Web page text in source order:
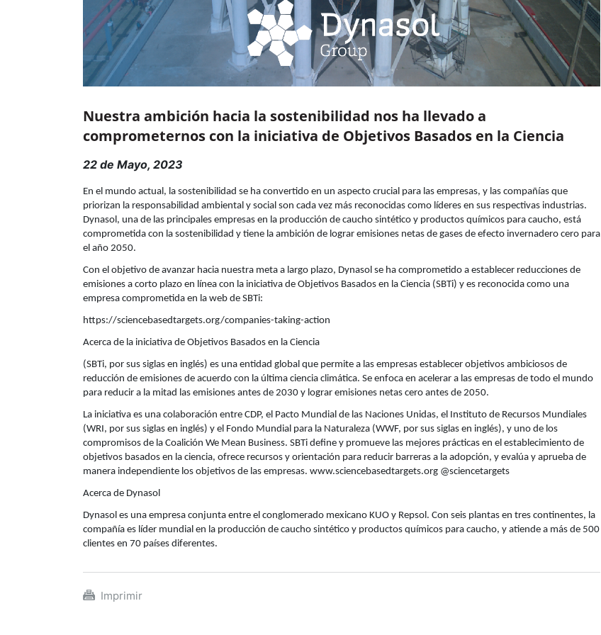
Nuestra ambición hacia la sostenibilidad nos ha llevado a
comprometernos con la iniciativa de Objetivos Basados en la Ciencia
22 de Mayo, 2023
En el mundo actual, la sostenibilidad se ha convertido en un aspecto crucial para las empresas, y las compañías que
priorizan la responsabilidad ambiental y social son cada vez más reconocidas como líderes en sus respectivas industrias.
Dynasol, una de las principales empresas en la producción de caucho sintético y productos químicos para caucho, está
comprometida con la sostenibilidad y tiene la ambición de lograr emisiones netas de gases de efecto invernadero cero para
el año 2050.
Con el objetivo de avanzar hacia nuestra meta a largo plazo, Dynasol se ha comprometido a establecer reducciones de
emisiones a corto plazo en línea con la iniciativa de Objetivos Basados en la Ciencia (SBTi) y es reconocida como una
empresa comprometida en la web de SBTi:
https://sciencebasedtargets.org/companies-taking-action
Acerca de la iniciativa de Objetivos Basados en la Ciencia
(SBTi, por sus siglas en inglés) es una entidad global que permite a las empresas establecer objetivos ambiciosos de
reducción de emisiones de acuerdo con la última ciencia climática. Se enfoca en acelerar a las empresas de todo el mundo
para reducir a la mitad las emisiones antes de 2030 y lograr emisiones netas cero antes de 2050.
La iniciativa es una colaboración entre CDP, el Pacto Mundial de las Naciones Unidas, el Instituto de Recursos Mundiales
(WRI, por sus siglas en inglés) y el Fondo Mundial para la Naturaleza (WWF, por sus siglas en inglés), y uno de los
compromisos de la Coalición We Mean Business. SBTi define y promueve las mejores prácticas en el establecimiento de
objetivos basados en la ciencia, ofrece recursos y orientación para reducir barreras a la adopción, y evalúa y aprueba de
manera independiente los objetivos de las empresas. www.sciencebasedtargets.org @sciencetargets
Acerca de Dynasol
Dynasol es una empresa conjunta entre el conglomerado mexicano KUO y Repsol. Con seis plantas en tres continentes, la
compañía es líder mundial en la producción de caucho sintético y productos químicos para caucho, y atiende a más de 500
clientes en 70 países diferentes.
Imprimir